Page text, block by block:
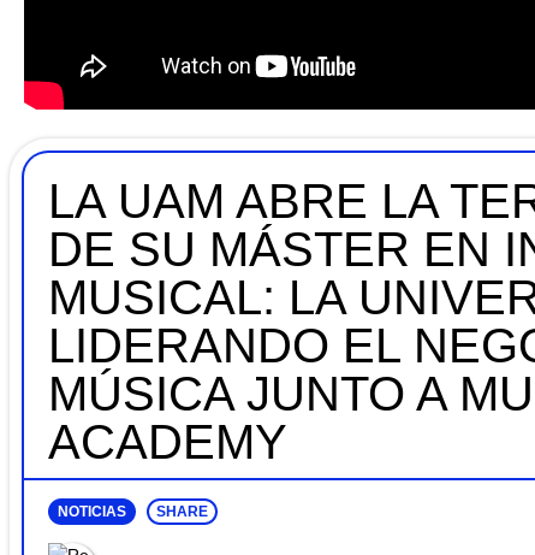
LA UAM ABRE LA
DE SU MÁSTER EN
MUSICAL: LA
LIDERANDO EL
MÚSICA JUNTO A
ACADEMY
NOTICIAS SHARE